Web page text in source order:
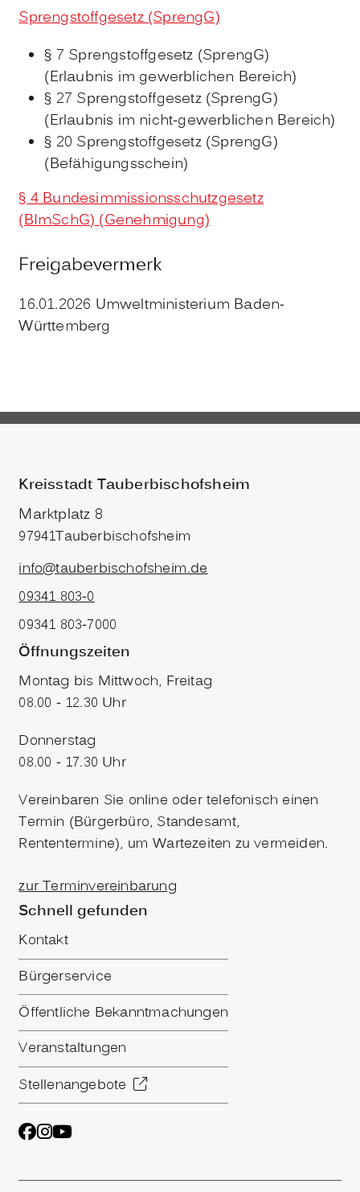
Sprengstoffgesetz (SprengG)
§ 7 Sprengstoffgesetz (SprengG)
(Erlaubnis im gewerblichen Bereich)
§ 27 Sprengstoffgesetz (SprengG)
(Erlaubnis im nicht-gewerblichen Bereich)
§ 20 Sprengstoffgesetz (SprengG)
(Befähigungsschein)
§ 4 Bundesimmissionsschutzgesetz
(BImSchG) (Genehmigung)
Freigabevermerk
16.01.2026 Umweltministerium Baden-
Württemberg
Kreisstadt Tauberbischofsheim
Marktplatz 8
97941Tauberbischofsheim
info@tauberbischofsheim.de
09341 803-0
09341 803-7000
Öffnungszeiten
Montag bis Mittwoch, Freitag
08.00 - 12.30 Uhr
Donnerstag
08.00 - 17.30 Uhr
Vereinbaren Sie online oder telefonisch einen
Termin (Bürgerbüro, Standesamt,
Rententermine), um Wartezeiten zu vermeiden.
zur Terminvereinbarung
Schnell gefunden
Kontakt
Bürgerservice
Öffentliche Bekanntmachungen
Veranstaltungen
Stellenangebote